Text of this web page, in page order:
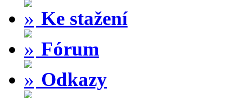
Ke stažení
Fórum
Odkazy